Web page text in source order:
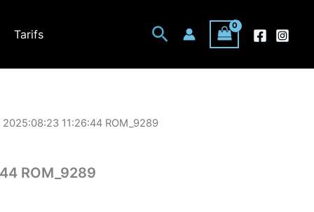
Tarifs Rechercher
2025:08:23 11:26:44 ROM_9289
ROM_9289